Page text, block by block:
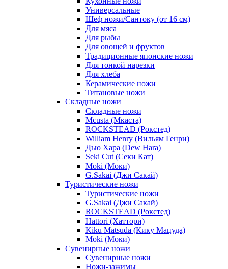
Универсальные
Шеф ножи/Сантоку (от 16 см)
Для мяса
Для рыбы
Для овощей и фруктов
Традиционные японские ножи
Для тонкой нарезки
Для хлеба
Керамические ножи
Титановые ножи
Складные ножи
Складные ножи
Mcusta (Мкаста)
ROCKSTEAD (Рокстед)
William Henry (Вильям Генри)
Дью Хара (Dew Hara)
Seki Cut (Секи Кат)
Moki (Моки)
G.Sakai (Джи Сакай)
Туристические ножи
Туристические ножи
G.Sakai (Джи Сакай)
ROCKSTEAD (Рокстед)
Hattori (Хаттори)
Kiku Matsuda (Кику Мацуда)
Moki (Моки)
Сувенирные ножи
Сувенирные ножи
Ножи-зажимы